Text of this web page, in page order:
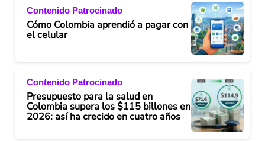
Contenido Patrocinado
Cómo Colombia aprendió a pagar con
el celular
Contenido Patrocinado
Presupuesto para la salud en
Colombia supera los $115 billones en
2026: así ha crecido en cuatro años